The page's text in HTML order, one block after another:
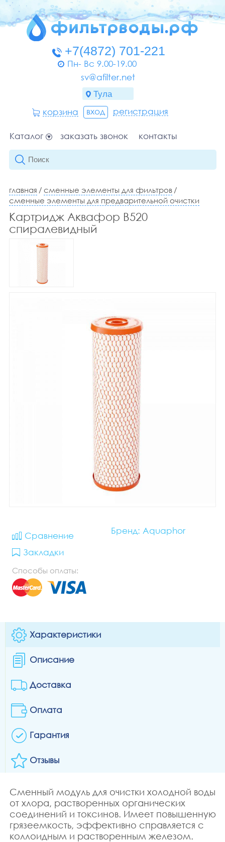
Пн- Вс 9.00-19.00
sv@afilter.net
корзина вход регистрация
Каталог заказать звонок контакты
главная / сменные элементы для фильтров /
сменные элементы для предварительной очистки
Картридж Аквафор В520
спиралевидный
Сравнение
Закладки
Бренд: Aquaphor
Способы оплаты:
Характеристики
Описание
Доставка
Оплата
Гарантия
Отзывы
Сменный модуль для очистки холодной воды
от хлора, растворенных органических
соединений и токсинов. Имеет повышенную
грязеемкость, эффективно справляется с
коллоидным и растворенным железом.